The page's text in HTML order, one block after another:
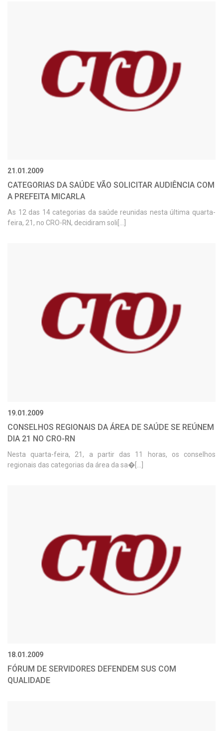
21.01.2009
CATEGORIAS DA SAÚDE VÃO SOLICITAR AUDIÊNCIA COM
A PREFEITA MICARLA
As 12 das 14 categorias da saúde reunidas nesta última quarta-
feira, 21, no CRO-RN, decidiram soli[...]
19.01.2009
CONSELHOS REGIONAIS DA ÁREA DE SAÚDE SE REÚNEM
DIA 21 NO CRO-RN
Nesta quarta-feira, 21, a partir das 11 horas, os conselhos
regionais das categorias da área da sa�[...]
18.01.2009
FÓRUM DE SERVIDORES DEFENDEM SUS COM
QUALIDADE